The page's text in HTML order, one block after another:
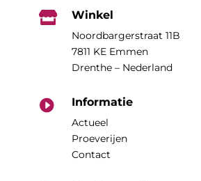
 Winkel
Noordbargerstraat 11B
7811 KE Emmen
Drenthe – Nederland
 Informatie
Actueel
Proeverijen
Contact